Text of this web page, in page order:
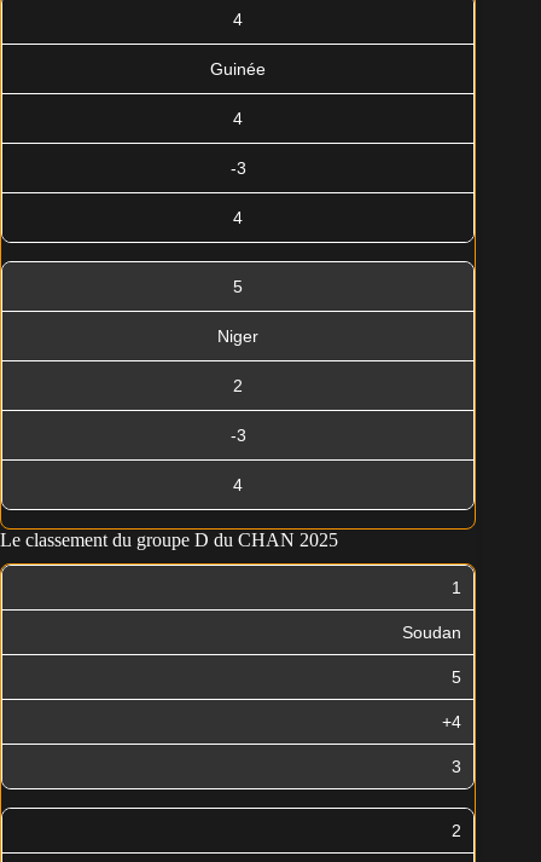
4
Guinée
4
-3
4
5
Niger
2
-3
4
Le classement du groupe D du CHAN 2025
1
Soudan
5
+4
3
2